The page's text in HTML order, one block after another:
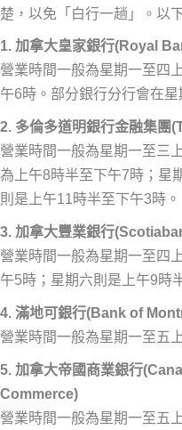
楚，以免「白行一趟」。以
1. 加拿大皇家銀行(Royal
營業時間一般為星期一至四
午6時。部分銀行分行會在
2. 多倫多道明銀行金融集
營業時間一般為星期一至三
為上午8時半至下午7時；星
則是上午11時半至下午3時。
3. 加拿大豐業銀行
營業時間一般為星期一至四
午5時；星期六則是上午9時
4. 滿地可銀行(Bank of
營業時間一般為星期一至五
5. 加拿大帝國商業銀行
Commerce)
營業時間一般為星期一至五